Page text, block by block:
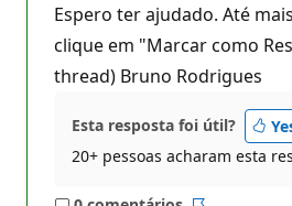
Espero ter ajudado. Até
clique em "Marcar como
thread) Bruno Rodrigues
Esta resposta foi útil?
20+ pessoas acharam esta